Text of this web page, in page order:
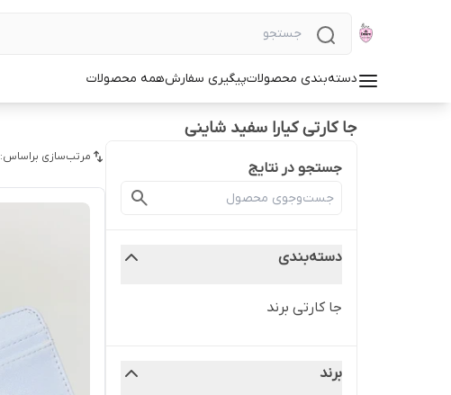
دسته‌بندی محصولاتپیگیری سفارشهمه محصولات
جا کارتی کیارا سفید شاینی
جستجو در نتایج
دسته‌بندی
جا کارتی برند
برند
مرتب‌سازی براساس: